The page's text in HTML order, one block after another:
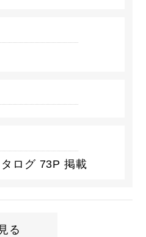
ログ 73P 掲載
る